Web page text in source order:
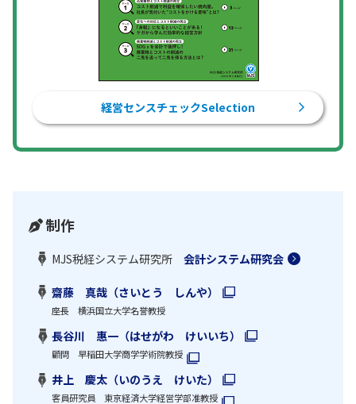
経営センスチェックSelection
制作
MJS税経システム研究所 会計システム研究会
齋藤 真哉（さいとう しんや）
座長 横浜国立大学名誉教授
長谷川 惠一（はせがわ けいいち）
顧問 早稲田大学商学学術院教授
井上 慶太（いのうえ けいた）
客員研究員 東京経済大学経営学部准教授